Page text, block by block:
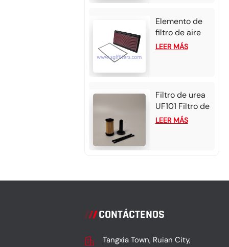
Elemento de
filtro de aire
de alto flujo
LEER MÁS
Filtro de urea
UF101 Filtro de
urea - Tarjeta
LEER MÁS
CONTÁCTENOS
Tangxia Town, Ruian City,